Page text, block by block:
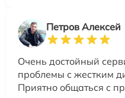
Петров Алексей
Очень достойный
проблемы с жестким
Приятно общаться с